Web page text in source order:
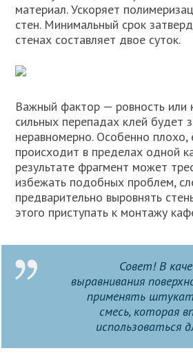
материал. Ускоряет
стен. Минимальный срок
стенах составляет двое суток.
Важный фактор — ровность или
сильных перепадах клей будет
неравномерно. Особенно плохо,
происходит в пределах одной
результате фрагмент может
избежать подобных проблем,
предварительно выровнять
этого приступать к монтажу
Совет! В
выравнивания
применять
смесь, которая
использоваться